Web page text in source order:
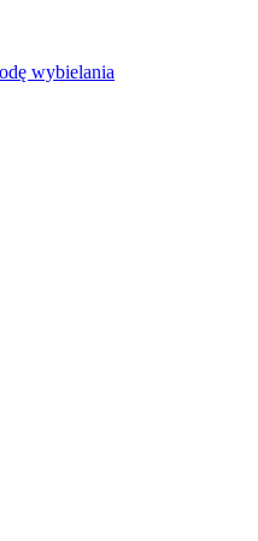
wybielania